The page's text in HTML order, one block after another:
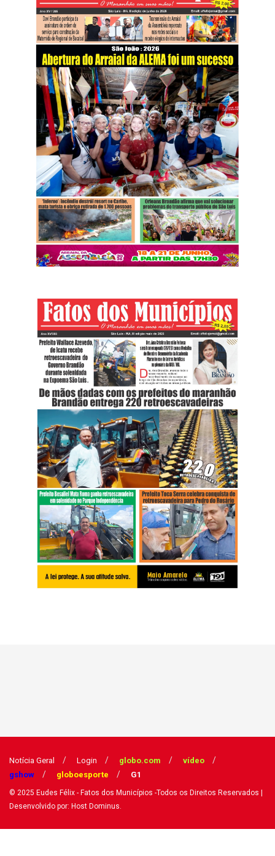
Notícia Geral Login globo.com
vídeo
gshow
globoesporte G1
© 2025 Eudes Félix - Fatos dos Municípios -Todos os Direitos Reservados |
Desenvolvido por: Host Dominus